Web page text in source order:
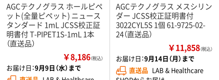
AGCテクノグラス ホールピペ
ット(全量ピペット) ニュース
タンダード 1mL JCSS校正証
明書付 T-PIPET1S-1mL 1本
（直送品）
￥8,186（税込）
お届け日：9月9日（水）まで
AGCテクノグラス メスシリン
ダー JCSS校正証明書付
3022CYL5S 1個 61-9725-02-
24（直送品）
￥11,858（税込）
お届け日：9月14日（月）まで
直送品 LAB & Healthcare